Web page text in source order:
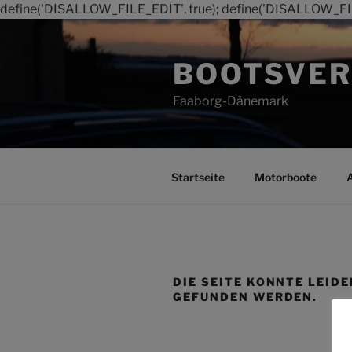
define('DISALLOW_FILE_EDIT', true);
Faaborg-Dänemark
Startseite Motorboote
DIE SEITE KONNTE
GEFUNDEN WERDEN.